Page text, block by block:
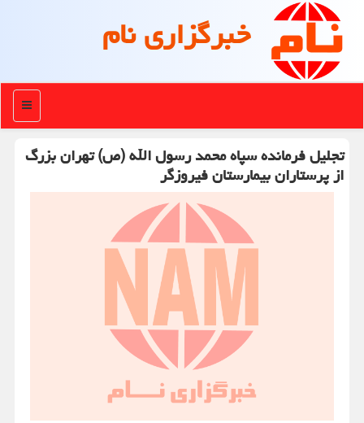
خبرگزاری نام
منو
تجلیل فرمانده سپاه محمد رسول الله (ص) تهران بزرگ
از پرستاران بیمارستان فیروزگر